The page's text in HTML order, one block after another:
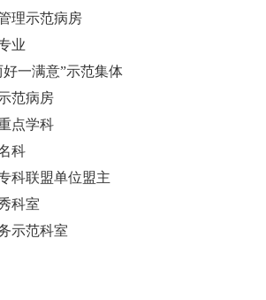
理示范病房
业
一满意”示范集体
范病房
点学科
科
科联盟单位盟主
科室
示范科室